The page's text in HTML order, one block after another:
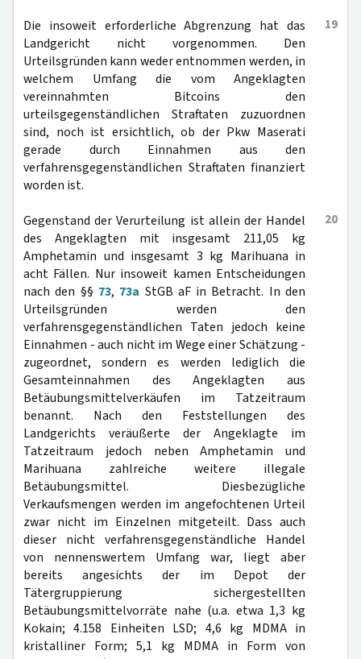
19
Die insoweit erforderliche Abgrenzung hat das
Landgericht nicht vorgenommen. Den
Urteilsgründen kann weder entnommen werden, in
welchem Umfang die vom Angeklagten
vereinnahmten Bitcoins den
urteilsgegenständlichen Straftaten zuzuordnen
sind, noch ist ersichtlich, ob der Pkw Maserati
gerade durch Einnahmen aus den
verfahrensgegenständlichen Straftaten finanziert
worden ist.
20
Gegenstand der Verurteilung ist allein der Handel
des Angeklagten mit insgesamt 211,05 kg
Amphetamin und insgesamt 3 kg Marihuana in
acht Fällen. Nur insoweit kamen Entscheidungen
nach den §§ 73, 73a StGB aF in Betracht. In den
Urteilsgründen werden den
verfahrensgegenständlichen Taten jedoch keine
Einnahmen - auch nicht im Wege einer Schätzung -
zugeordnet, sondern es werden lediglich die
Gesamteinnahmen des Angeklagten aus
Betäubungsmittelverkäufen im Tatzeitraum
benannt. Nach den Feststellungen des
Landgerichts veräußerte der Angeklagte im
Tatzeitraum jedoch neben Amphetamin und
Marihuana zahlreiche weitere illegale
Betäubungsmittel. Diesbezügliche
Verkaufsmengen werden im angefochtenen Urteil
zwar nicht im Einzelnen mitgeteilt. Dass auch
dieser nicht verfahrensgegenständliche Handel
von nennenswertem Umfang war, liegt aber
bereits angesichts der im Depot der
Tätergruppierung sichergestellten
Betäubungsmittelvorräte nahe (u.a. etwa 1,3 kg
Kokain; 4.158 Einheiten LSD; 4,6 kg MDMA in
kristalliner Form; 5,1 kg MDMA in Form von